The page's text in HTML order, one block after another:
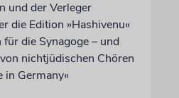
und der Verleger
die Edition »Hashivenu«
die Synagoge – und
nichtjüdischen Chören
in Germany«